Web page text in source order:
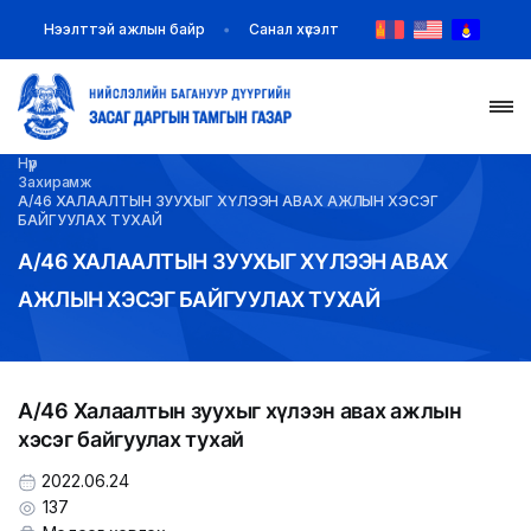
НҮҮР
МЭДЭЭ МЭДЭЭЛЭЛ
ЗАХИРАМЖ ШИЙДВЭР
ИЛ ТОД БАЙДАЛ
Нээлттэй ажлын байр Санал хүсэлт
Нүүр
Захирамж
А/46 ХАЛААЛТЫН ЗУУХЫГ ХҮЛЭЭН АВАХ АЖЛЫН ХЭСЭГ
БАЙГУУЛАХ ТУХАЙ
А/46 ХАЛААЛТЫН ЗУУХЫГ ХҮЛЭЭН АВАХ
АЖЛЫН ХЭСЭГ БАЙГУУЛАХ ТУХАЙ
А/46 Халаалтын зуухыг хүлээн авах ажлын
хэсэг байгуулах тухай
2022.06.24
137